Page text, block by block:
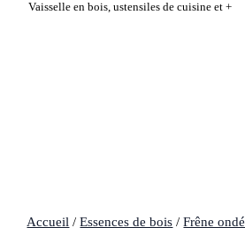
Vaisselle en bois, ustensiles de cuisine et +
Accueil /Essences de bois /Frêne ondé